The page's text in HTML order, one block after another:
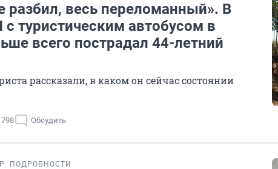
разбил, весь переломанный». В
туристическим автобусом в
всего пострадал 44-летний
рассказали, в каком он сейчас состоянии
798 Обсудить
ПОДРОБНОСТИ